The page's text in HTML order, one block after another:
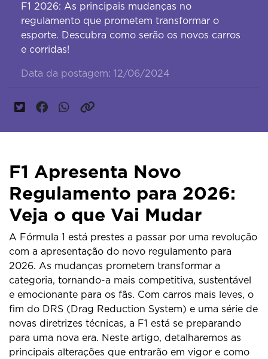
F1 2026: As principais mudanças no
regulamento que prometem transformar o
esporte. Descubra como serão os novos carros
e corridas!
Data da postagem: 12/06/2024
F1 Apresenta Novo
Regulamento para 2026:
Veja o que Vai Mudar
A Fórmula 1 está prestes a passar por uma revolução
com a apresentação do novo regulamento para
2026. As mudanças prometem transformar a
categoria, tornando-a mais competitiva, sustentável
e emocionante para os fãs. Com carros mais leves, o
fim do DRS (Drag Reduction System) e uma série de
novas diretrizes técnicas, a F1 está se preparando
para uma nova era. Neste artigo, detalharemos as
principais alterações que entrarão em vigor e como